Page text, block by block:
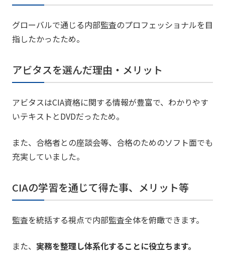
グローバルで通じる内部監査のプロフェッショナルを目
指したかったため。
アビタスを選んだ理由・メリット
アビタスはCIA資格に関する情報が豊富で、わかりやす
いテキストとDVDだったため。
また、合格者との座談会等、合格のためのソフト面でも
充実していました。
CIAの学習を通じて得た事、メリット等
監査を統括する視点で内部監査全体を俯瞰できます。
また、 実務を整理し体系化することに役立ちます。